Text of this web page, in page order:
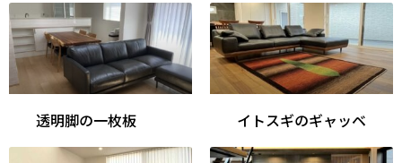
透明脚の一枚板 イトスギのギャッベ